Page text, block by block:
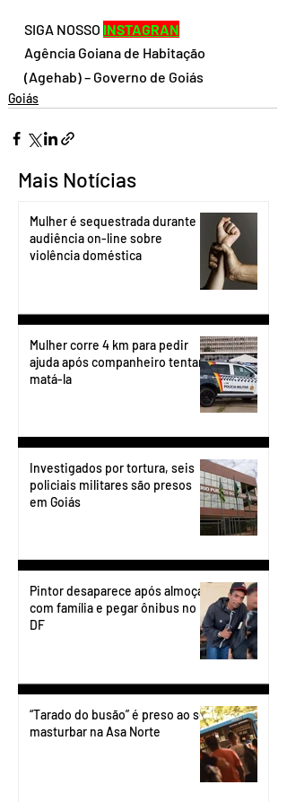
SIGA NOSSO INSTAGRAN
Agência Goiana de Habitação
(Agehab) – Governo de Goiás
Goiás
Mais Notícias
Mulher é sequestrada durante
audiência on-line sobre
violência doméstica
Mulher corre 4 km para pedir
ajuda após companheiro tentar
matá-la
Investigados por tortura, seis
policiais militares são presos
em Goiás
Pintor desaparece após almoçar
com família e pegar ônibus no
DF
“Tarado do busão” é preso ao se
masturbar na Asa Norte